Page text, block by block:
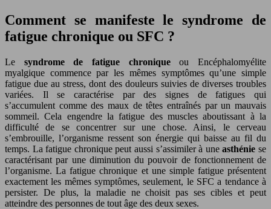
Comment se manifeste le syndrome de
fatigue chronique ou SFC ?
Le syndrome de fatigue chroniqueou Encéphalomyélite
myalgique commence par les mêmes symptômes qu’une simple
fatigue due au stress, dont des douleurs suivies de diverses troubles
variées. Il se caractérise par des signes de fatigues qui
s’accumulent comme des maux de têtes entraînés par un mauvais
sommeil. Cela engendre la fatigue des muscles aboutissant à la
difficulté de se concentrer sur une chose. Ainsi, le cerveau
s’embrouille, l’organisme ressent son énergie qui baisse au fil du
temps. La fatigue chronique peut aussi s’assimiler à uneasthénie se
caractérisant par une diminution du pouvoir de fonctionnement de
l’organisme. La fatigue chronique et une simple fatigue présentent
exactement les mêmes symptômes, seulement, le SFC a tendance à
persister. De plus, la maladie ne choisit pas ses cibles et peut
atteindre des personnes de tout âge des deux sexes.